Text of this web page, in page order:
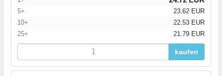
5+
23.62 EUR
10+
22.53 EUR
25+
21.79 EUR
kaufen